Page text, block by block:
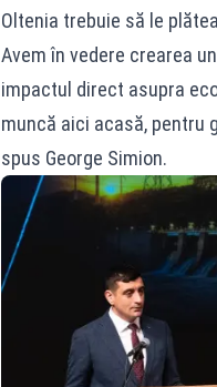
Oltenia trebuie să le
Avem în vedere crearea
impactul direct asupra
muncă aici acasă, pentru
spus George Simion.